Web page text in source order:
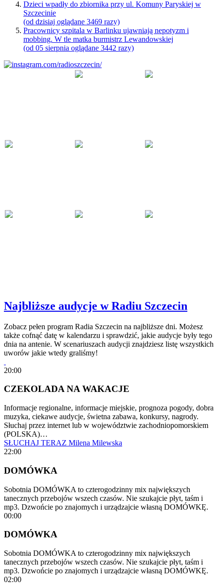
Dzieci wpadły do zbiornika przy ul. Komuny Paryskiej w
Szczecinie
(od dzisiaj oglądane 3469 razy)
Pracownicy szpitala w Barlinku ujawniają nepotyzm i
mobbing. W tle matka burmistrz Lewandowskiej
(od 05 sierpnia oglądane 3442 razy)
Najbliższe audycje w Radiu Szczecin
Zobacz pełen program Radia Szczecin na najbliższe dni. Możesz
także cofnąć datę w kalendarzu i sprawdzić, jakie audycje były tego
dnia na antenie. W scenariuszach audycji znajdziesz listę wszystkich
uworów jakie wtedy graliśmy!
20:00
CZEKOLADA NA WAKACJE
Informacje regionalne, informacje miejskie, prognoza pogody, dobra
muzyka, ciekawe audycje, świetna zabawa, konkursy, nagrody.
Słuchaj przez internet lub w województwie zachodniopomorskiem
(POLSKA)…
SŁUCHAJ TERAZ Milena Milewska
22:00
DOMÓWKA
Sobotnia DOMÓWKA to czterogodzinny mix największych
tanecznych przebojów wszech czasów. Nie szukajcie płyt, taśm i
mp3. Dzwońcie po znajomych i urządzajcie własną DOMÓWKĘ.
00:00
DOMÓWKA
Sobotnia DOMÓWKA to czterogodzinny mix największych
tanecznych przebojów wszech czasów. Nie szukajcie płyt, taśm i
mp3. Dzwońcie po znajomych i urządzajcie własną DOMÓWKĘ.
02:00